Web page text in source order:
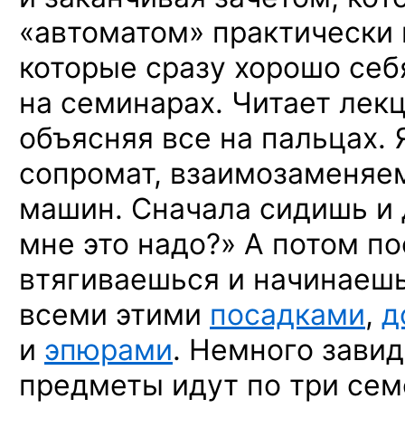
«автоматом»
которые сразу хорошо
на семинарах. Читает
объясняя все на пальцах.
сопромат,
машин. Сначала сидишь и
мне это надо?» А потом
втягиваешься и
всеми этими посадками,
и эпюрами. Немного
предметы идут по три